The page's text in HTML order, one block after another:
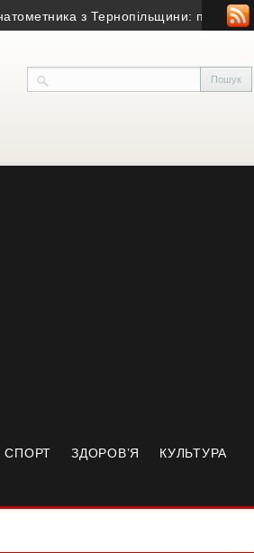
з Тернопільщини: причина
СПОРТ ЗДОРОВ’Я КУЛЬТУРА